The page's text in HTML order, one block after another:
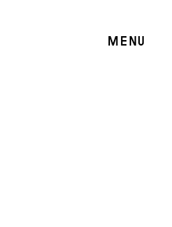
MENU